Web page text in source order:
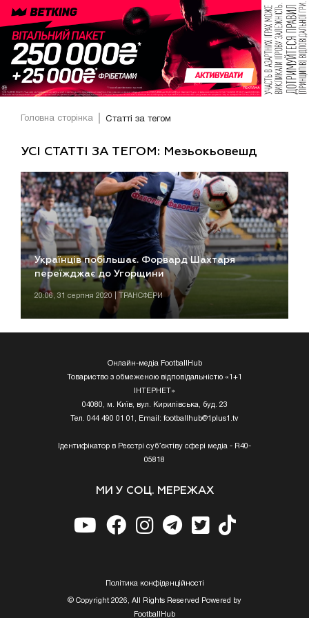
Головна сторінка Статті за тегом
УСІ СТАТТІ ЗА ТЕГОМ: Мезьокьовешд
Українців побільшає. Форвард Шахтаря
переїжджає до Угорщини
20:06, 31 серпня 2020 | ТРАНСФЕРИ
Онлайн-медіа FootballHub
Товариство з обмеженою відповідальністю «1+1
ІНТЕРНЕТ»
04080, м. Київ, вул. Кирилівська, буд. 23
Тел. 044 490 01 01, Email: footballhub@1plus1.tv
Ідентифікатор в Реєстрі суб’єктіву сфері медіа - R40-
05818
МИ У СОЦ. МЕРЕЖАХ
Полiтика конфiденцiйностi
© Copyright 2026, All Rights Reserved Powered by
FootballHub